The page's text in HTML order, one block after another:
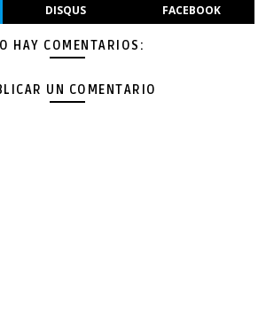
DISQUS FACEBOOK
HAY COMENTARIOS:
UN COMENTARIO